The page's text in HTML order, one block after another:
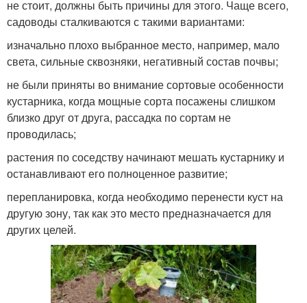
не стоит, должны быть причины для этого. Чаще всего,
садоводы сталкиваются с такими вариантами:
изначально плохо выбранное место, например, мало
света, сильные сквозняки, негативный состав почвы;
не были приняты во внимание сортовые особенности
кустарника, когда мощные сорта посажены слишком
близко друг от друга, рассадка по сортам не
проводилась;
растения по соседству начинают мешать кустарнику и
останавливают его полноценное развитие;
перепланировка, когда необходимо перенести куст на
другую зону, так как это место предназначается для
других целей.